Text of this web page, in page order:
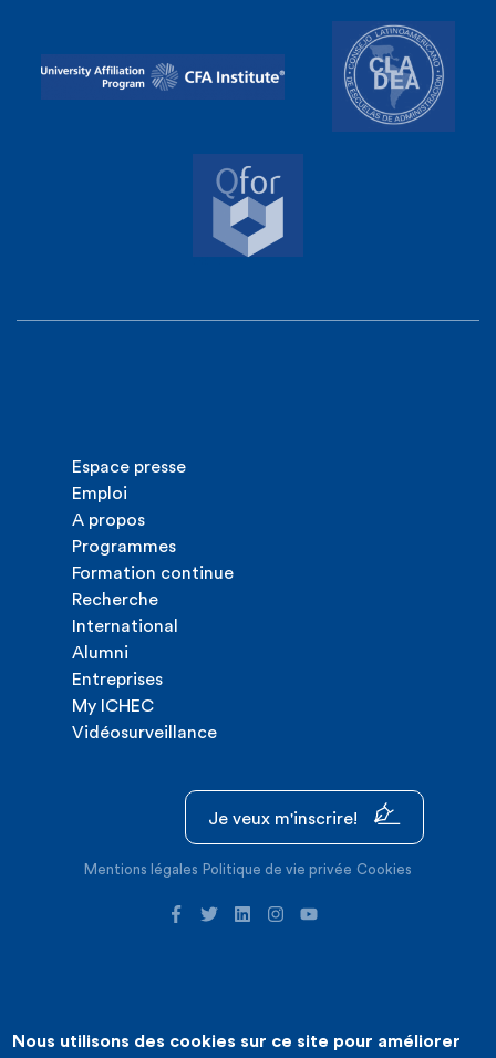
Espace presse
Emploi
A propos
Programmes
Formation continue
Recherche
International
Alumni
Entreprises
My ICHEC
Vidéosurveillance
Je veux m'inscrire!
Mentions légales Politique de vie privée Cookies
©2026 ICHEC |Création de site internet : Expansion
Nous utilisons des cookies sur ce site pour améliorer